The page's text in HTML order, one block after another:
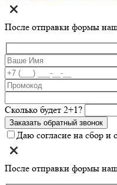
После отправки формы
Сколько будет 2+1?
Даю согласие на сбор и
После отправки формы